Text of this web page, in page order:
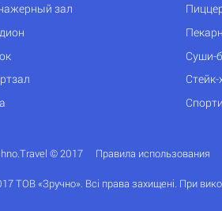
зал
Суши-
Стейк-
© 2017 Правила использования
ТОВ «Зручно». Всі права захищені. При